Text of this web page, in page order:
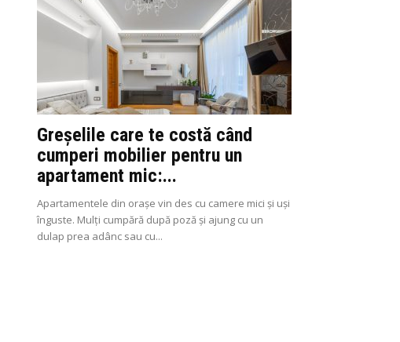
Greșelile care te costă când
cumperi mobilier pentru un
apartament mic:...
Apartamentele din orașe vin des cu camere mici și uși
înguste. Mulți cumpără după poză și ajung cu un
dulap prea adânc sau cu...